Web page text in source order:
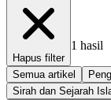
Hapus filter
1 hasil
Semua artikel
Sirah dan Sejarah